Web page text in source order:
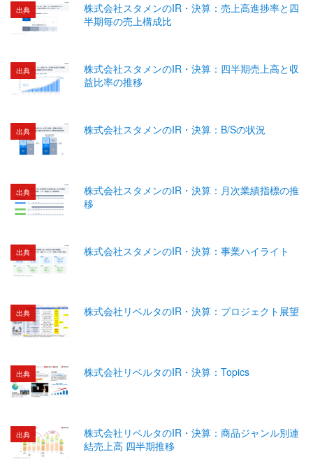
出典
株式会社スタメンのIR・決算：売上高進捗率と四
半期毎の売上構成比
出典
株式会社スタメンのIR・決算：四半期売上高と収
益比率の推移
出典 株式会社スタメンのIR・決算：B/Sの状況
出典
株式会社スタメンのIR・決算：月次業績指標の推
移
出典 株式会社スタメンのIR・決算：事業ハイライト
出典 株式会社リベルタのIR・決算：プロジェクト展望
出典 株式会社リベルタのIR・決算：Topics
出典
株式会社リベルタのIR・決算：商品ジャンル別連
結売上高 四半期推移